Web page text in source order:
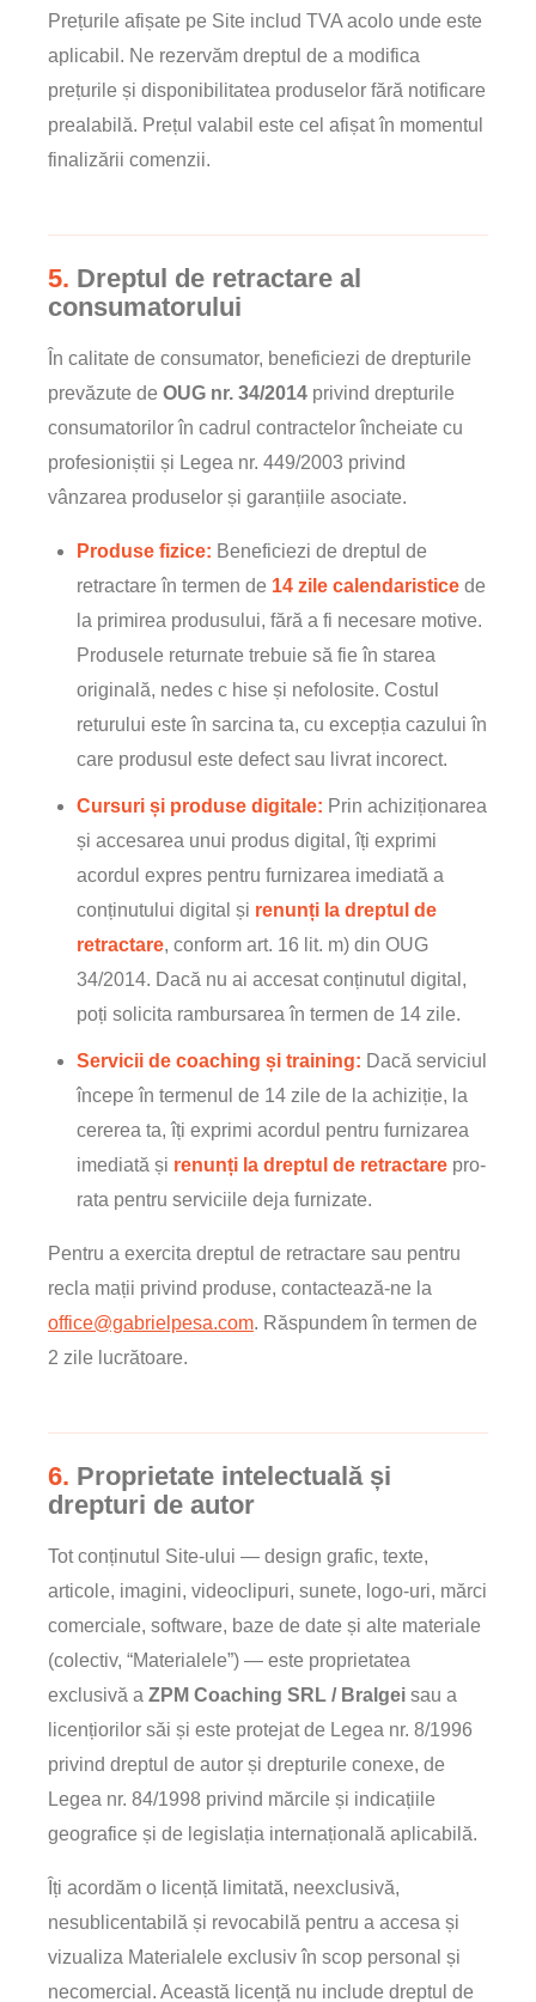
Prețurile afișate pe Site includ TVA acolo unde este
aplicabil. Ne rezervăm dreptul de a modifica
prețurile și disponibilitatea produselor fără notificare
prealabilă. Prețul valabil este cel afișat în momentul
finalizării comenzii.
5. Dreptul de retractare al
consumatorului
În calitate de consumator, beneficiezi de drepturile
prevăzute de OUG nr. 34/2014 privind drepturile
consumatorilor în cadrul contractelor încheiate cu
profesioniștii și Legea nr. 449/2003 privind
vânzarea produselor și garanțiile asociate.
Produse fizice: Beneficiezi de dreptul de
retractare în termen de 14 zile calendaristice de
la primirea produsului, fără a fi necesare motive.
Produsele returnate trebuie să fie în starea
originală, nedes c hise și nefolosite. Costul
returului este în sarcina ta, cu excepția cazului în
care produsul este defect sau livrat incorect.
Cursuri și produse digitale: Prin achiziționarea
și accesarea unui produs digital, îți exprimi
acordul expres pentru furnizarea imediată a
conținutului digital și renunți la dreptul de
retractare, conform art. 16 lit. m) din OUG
34/2014. Dacă nu ai accesat conținutul digital,
poți solicita rambursarea în termen de 14 zile.
Servicii de coaching și training: Dacă serviciul
începe în termenul de 14 zile de la achiziție, la
cererea ta, îți exprimi acordul pentru furnizarea
imediată și renunți la dreptul de retractare pro-
rata pentru serviciile deja furnizate.
Pentru a exercita dreptul de retractare sau pentru
recla mații privind produse, contactează-ne la
office@gabrielpesa.com. Răspundem în termen de
2 zile lucrătoare.
6. Proprietate intelectuală și
drepturi de autor
Tot conținutul Site-ului — design grafic, texte,
articole, imagini, videoclipuri, sunete, logo-uri, mărci
comerciale, software, baze de date și alte materiale
(colectiv, “Materialele”) — este proprietatea
exclusivă a ZPM Coaching SRL / Bralgei sau a
licențiorilor săi și este protejat de Legea nr. 8/1996
privind dreptul de autor și drepturile conexe, de
Legea nr. 84/1998 privind mărcile și indicațiile
geografice și de legislația internațională aplicabilă.
Îți acordăm o licență limitată, neexclusivă,
nesublicentabilă și revocabilă pentru a accesa și
vizualiza Materialele exclusiv în scop personal și
necomercial. Această licență nu include dreptul de